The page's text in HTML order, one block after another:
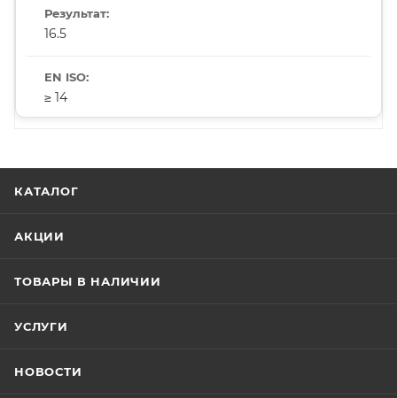
16.5
≥ 14
КАТАЛОГ
АКЦИИ
ТОВАРЫ В НАЛИЧИИ
УСЛУГИ
НОВОСТИ